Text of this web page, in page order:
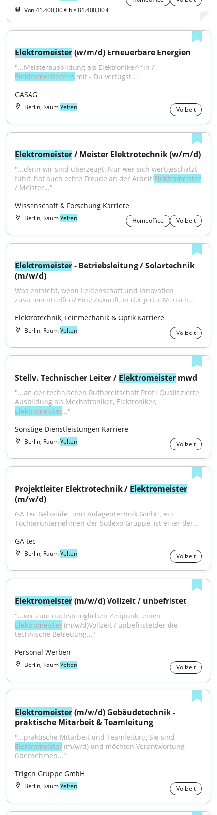
Von 41.400,00 € bis 81.400,00 €
Elektromeister (w/m/d) Erneuerbare Energien
Elektromeister\*in mit - Du verfügst..."
GASAG
Berlin, RaumVelten Vollzeit
Elektromeister / Meister Elektrotechnik (w/m/d)
"...denn wir sind überzeugt: Nur wer sich wertgeschätzt
fühlt, hat auch echte Freude an der Arbeit!Elektromeister
/ Meister..."
Wissenschaft & Forschung Karriere
Berlin, RaumVelten Homeoffice Vollzeit
Elektromeister - Betriebsleitung / Solartechnik
(m/w/d)
Was entsteht, wenn Leidenschaft und Innovation
zusammentreffen? Eine Zukunft, in der jeder Mensch...
Elektrotechnik, Feinmechanik & Optik Karriere
Berlin, RaumVelten Vollzeit
Stellv. Technischer Leiter / Elektromeister mwd
"...an der technischen Rufbereitschaft Profil Qualifizierte
Elektromeister..."
Sonstige Dienstleistungen Karriere
Berlin, RaumVelten Vollzeit
Projektleiter Elektrotechnik / Elektromeister
(m/w/d)
GA-tec Gebäude- und Anlagentechnik GmbH, ein
Tochterunternehmen der Sodexo-Gruppe, ist einer der...
GA tec
Berlin, RaumVelten Vollzeit
Elektromeister (m/w/d) Vollzeit / unbefristet
Elektromeister (m/w/d)Vollzeit / unbefristetder die
technische Betreuung..."
Personal Werben
Berlin, RaumVelten Vollzeit
Elektromeister (m/w/d) Gebäudetechnik -
praktische Mitarbeit & Teamleitung
Elektromeister (m/w/d) und möchten Verantwortung
übernehmen..."
Trigon Gruppe GmbH
Berlin, RaumVelten Vollzeit